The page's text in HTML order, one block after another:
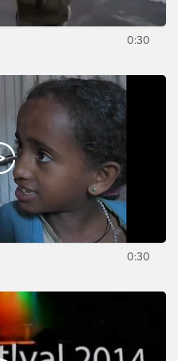
0:30
0:30